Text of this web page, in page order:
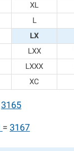
XL
L
LX
LXX
LXXX
XC
3165
= 3167